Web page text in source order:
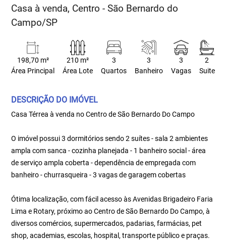
Casa à venda, Centro - São Bernardo do
Campo/SP
198,70 m²
Área Principal
210 m²
Área Lote
3
Quartos
3
Banheiro
3
Vagas
2
Suite
DESCRIÇÃO DO IMÓVEL
Casa Térrea à venda no Centro de São Bernardo Do Campo
O imóvel possui 3 dormitórios sendo 2 suítes - sala 2 ambientes
ampla com sanca - cozinha planejada - 1 banheiro social - área
de serviço ampla coberta - dependência de empregada com
banheiro - churrasqueira - 3 vagas de garagem cobertas
Ótima localização, com fácil acesso às Avenidas Brigadeiro Faria
Lima e Rotary, próximo ao Centro de São Bernardo Do Campo, à
diversos comércios, supermercados, padarias, farmácias, pet
shop, academias, escolas, hospital, transporte público e praças.